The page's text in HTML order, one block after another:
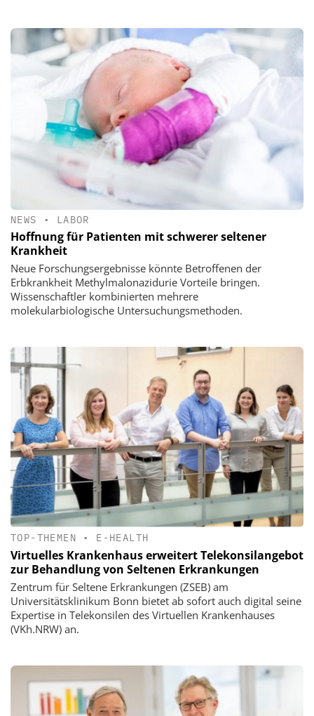
NEWS • LABOR
Hoffnung für Patienten mit schwerer seltener
Krankheit
Neue Forschungsergebnisse könnte Betroffenen der
Erbkrankheit Methylmalonazidurie Vorteile bringen.
Wissenschaftler kombinierten mehrere
molekularbiologische Untersuchungsmethoden.
TOP-THEMEN • E-HEALTH
Virtuelles Krankenhaus erweitert Telekonsilangebot
zur Behandlung von Seltenen Erkrankungen
Zentrum für Seltene Erkrankungen (ZSEB) am
Universitätsklinikum Bonn bietet ab sofort auch digital seine
Expertise in Telekonsilen des Virtuellen Krankenhauses
(VKh.NRW) an.